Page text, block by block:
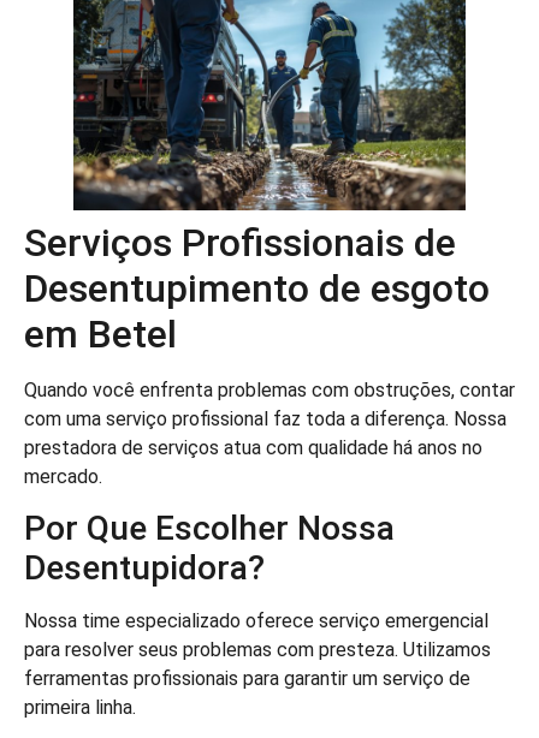
Serviços Profissionais de
Desentupimento de esgoto
em Betel
Quando você enfrenta problemas com obstruções, contar
com uma serviço profissional faz toda a diferença. Nossa
prestadora de serviços atua com qualidade há anos no
mercado.
Por Que Escolher Nossa
Desentupidora?
Nossa time especializado oferece serviço emergencial
para resolver seus problemas com presteza. Utilizamos
ferramentas profissionais para garantir um serviço de
primeira linha.